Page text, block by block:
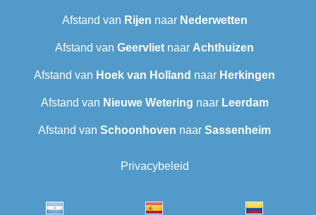
Afstand van Rijen naar Nederwetten
Afstand van Geervliet naar Achthuizen
Afstand van Hoek van Holland naar Herkingen
Afstand van Nieuwe Wetering naar Leerdam
Afstand van Schoonhoven naar Sassenheim
Privacybeleid